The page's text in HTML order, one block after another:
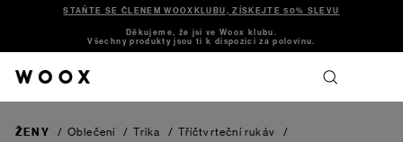
STAŇTE SE ČLENEM WOOXKLUBU, ZÍSKEJTE 50% SLEVU
Děkujeme, že jsi ve Woox klubu.
Všechny produkty jsou ti k dispozici za polovinu.
ŽENY / Oblečení / Trika / Tříčtvrteční rukáv
/